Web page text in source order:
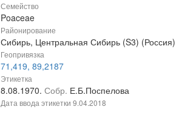
Семейство
Poaceae
Районирование
Сибирь, Центральная Сибирь (S3) (Россия)
Геопривязка
71,419, 89,2187
Этикетка
8.08.1970. Собр. Е.Б.Поспелова
Дата ввода этикетки 9.04.2018